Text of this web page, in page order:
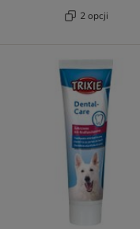
2 opcji